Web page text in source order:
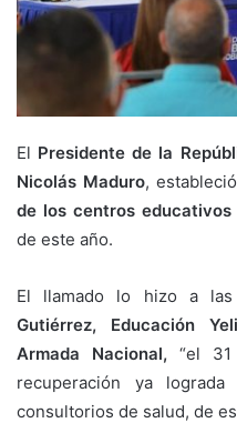
El Presidente de la
Nicolás Maduro,
de los centros educativos
de este año.
El llamado lo hizo a
Gutiérrez, Educación
Armada Nacional, “el
recuperación ya
consultorios de salud, de